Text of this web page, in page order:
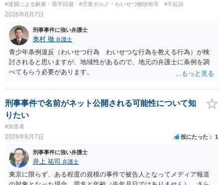
#逮捕による解雇・退学回避
#児童ポルノ・わいせつ物頒布等 #不起訴
2026年8月7日
刑事事件に強い弁護士
奥村 徹 弁護士
青少年条例違反（わいせつ行為 わいせつな行為を教える行為）が検
討されると思いますが、地域性があるので、地元の弁護士に条例を調
べてもらう必要があります。
刑事事件で名前がネット公開される可能性について知
りたい
#加害者
2026年8月7日 役にたった 1
刑事事件に強い弁護士
井上 祐司 弁護士
東京に限らず、ある程度の規模の事件で被告人となってメディア報道